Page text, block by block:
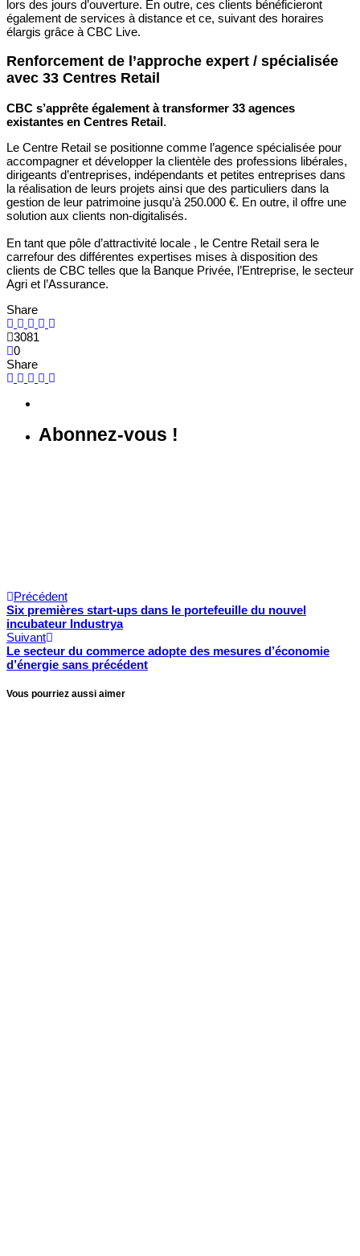
lors des jours d’ouverture. En outre, ces clients bénéficieront
également de services à distance et ce, suivant des horaires
élargis grâce à CBC Live.
Renforcement de l’approche expert / spécialisée
avec 33 Centres Retail
CBC s’apprête également à transformer 33 agences
existantes en Centres Retail.
Le Centre Retail se positionne comme l’agence spécialisée pour
accompagner et développer la clientèle des professions libérales,
dirigeants d’entreprises, indépendants et petites entreprises dans
la réalisation de leurs projets ainsi que des particuliers dans la
gestion de leur patrimoine jusqu’à 250.000 €. En outre, il offre une
solution aux clients non-digitalisés.
​En tant que pôle d’attractivité locale , le Centre Retail sera le
carrefour des différentes expertises mises à disposition des
clients de CBC telles que la Banque Privée, l’Entreprise, le secteur
Agri et l’Assurance.
Share
3081
0
Share
Abonnez-vous !
Précédent
Six premières start-ups dans le portefeuille du nouvel
incubateur Industrya
Suivant
Le secteur du commerce adopte des mesures d’économie
d’énergie sans précédent
Vous pourriez aussi aimer